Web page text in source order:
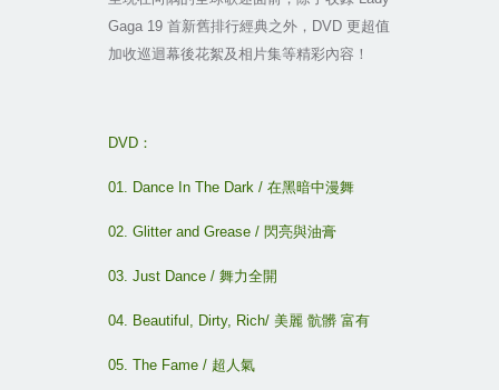
Gaga 19 首新舊排行經典之外， DVD 更超值
加收巡迴幕後花絮及相片集等精彩內容！
DVD：
01. Dance In The Dark / 在黑暗中漫舞
02. Glitter and Grease / 閃亮與油膏
03. Just Dance / 舞力全開
04. Beautiful, Dirty, Rich/ 美麗 骯髒 富有
05. The Fame / 超人氣